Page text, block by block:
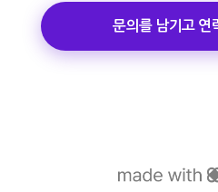
문의를 남기고 연